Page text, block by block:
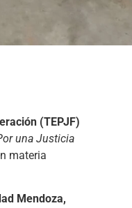
(TEPJF)
una Justicia
materia
Mendoza,